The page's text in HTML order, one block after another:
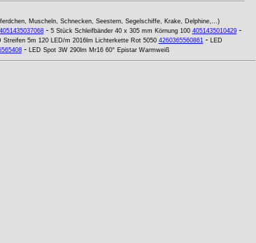
Muscheln, Schnecken, Seestern, Segelschiffe, Krake, Delphine,...)
4051435037068- 5 Stück Schleifbänder 40 x 305 mm Körnung 100 4051435010429-
Streifen 5m 120 LED/m 2016lm Lichterkette Rot 5050 4260365560861- LED
- LED Spot 3W 290lm Mr16 60° Epistar Warmweiß